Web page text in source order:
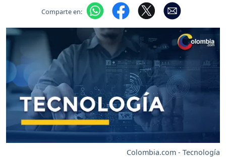
Comparte en:
Colombia.com - Tecnología